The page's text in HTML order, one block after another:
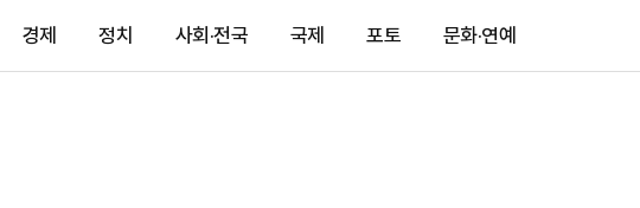
경제 정치 사회·전국 국제 포토 문화·연예